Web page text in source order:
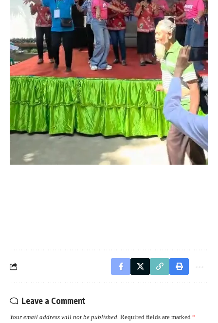
Leave a Comment
Your email address will not be published. Required fields are marked *